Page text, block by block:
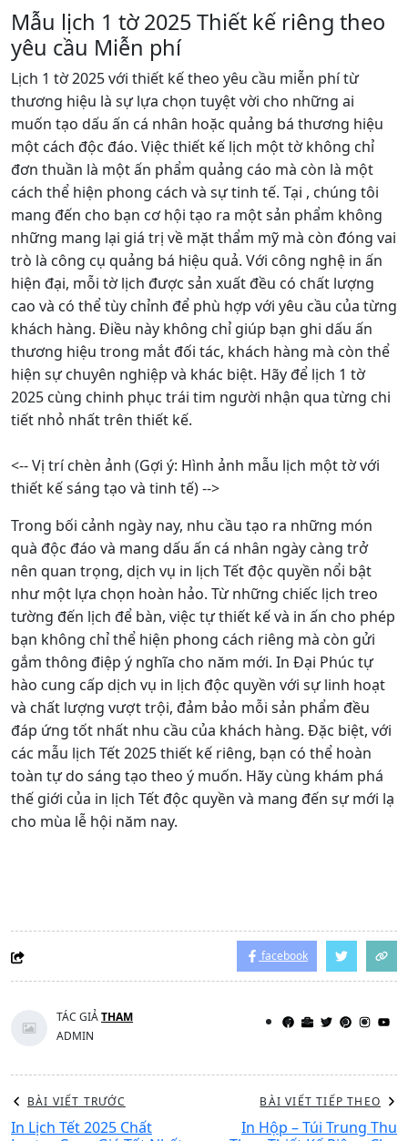
Mẫu lịch 1 tờ 2025 Thiết kế riêng theo
yêu cầu Miễn phí
Lịch 1 tờ 2025 với thiết kế theo yêu cầu miễn phí từ
thương hiệu là sự lựa chọn tuyệt vời cho những ai
muốn tạo dấu ấn cá nhân hoặc quảng bá thương hiệu
một cách độc đáo. Việc thiết kế lịch một tờ không chỉ
đơn thuần là một ấn phẩm quảng cáo mà còn là một
cách thể hiện phong cách và sự tinh tế. Tại , chúng tôi
mang đến cho bạn cơ hội tạo ra một sản phẩm không
những mang lại giá trị về mặt thẩm mỹ mà còn đóng vai
trò là công cụ quảng bá hiệu quả. Với công nghệ in ấn
hiện đại, mỗi tờ lịch được sản xuất đều có chất lượng
cao và có thể tùy chỉnh để phù hợp với yêu cầu của từng
khách hàng. Điều này không chỉ giúp bạn ghi dấu ấn
thương hiệu trong mắt đối tác, khách hàng mà còn thể
hiện sự chuyên nghiệp và khác biệt. Hãy để lịch 1 tờ
2025 cùng chinh phục trái tim người nhận qua từng chi
tiết nhỏ nhất trên thiết kế.
<-- Vị trí chèn ảnh (Gợi ý: Hình ảnh mẫu lịch một tờ với
thiết kế sáng tạo và tinh tế) -->
Trong bối cảnh ngày nay, nhu cầu tạo ra những món
quà độc đáo và mang dấu ấn cá nhân ngày càng trở
nên quan trọng, dịch vụ in lịch Tết độc quyền nổi bật
như một lựa chọn hoàn hảo. Từ những chiếc lịch treo
tường đến lịch để bàn, việc tự thiết kế và in ấn cho phép
bạn không chỉ thể hiện phong cách riêng mà còn gửi
gắm thông điệp ý nghĩa cho năm mới. In Đại Phúc tự
hào cung cấp dịch vụ in lịch độc quyền với sự linh hoạt
và chất lượng vượt trội, đảm bảo mỗi sản phẩm đều
đáp ứng tốt nhất nhu cầu của khách hàng. Đặc biệt, với
các mẫu lịch Tết 2025 thiết kế riêng, bạn có thể hoàn
toàn tự do sáng tạo theo ý muốn. Hãy cùng khám phá
thế giới của in lịch Tết độc quyền và mang đến sự mới lạ
cho mùa lễ hội năm nay.
facebook
TÁC GIẢTHAM
ADMIN
BÀI VIẾT TRƯỚC
In Lịch Tết 2025 Chất
BÀI VIẾT TIẾP THEO
In Hộp – Túi Trung Thu